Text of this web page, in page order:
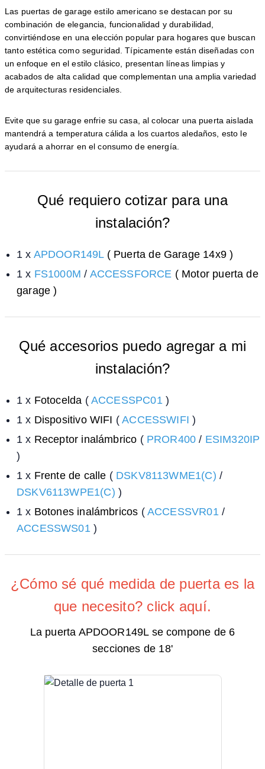
Las puertas de garage estilo americano se destacan por su
combinación de elegancia, funcionalidad y durabilidad,
convirtiéndose en una elección popular para hogares que buscan
tanto estética como seguridad. Típicamente están diseñadas con
un enfoque en el estilo clásico, presentan líneas limpias y
acabados de alta calidad que complementan una amplia variedad
de arquitecturas residenciales.
Evite que su garage enfrie su casa, al colocar una puerta aislada
mantendrá a temperatura cálida a los cuartos aledaños, esto le
ayudará a ahorrar en el consumo de energía.
Qué requiero cotizar para una
instalación?
1 x APDOOR149L ( Puerta de Garage 14x9 )
1 x FS1000M / ACCESSFORCE ( Motor puerta de
garage )
Qué accesorios puedo agregar a mi
instalación?
1 x Fotocelda ( ACCESSPC01)
1 x Dispositivo WIFI (ACCESSWIFI )
1 x Receptor inalámbrico ( PROR400 / ESIM320IP
)
1 x Frente de calle ( DSKV8113WME1(C) /
DSKV6113WPE1(C) )
1 x Botones inalámbricos ( ACCESSVR01/
ACCESSWS01)
¿Cómo sé qué medida de puerta es la
que necesito? click aquí.
La puerta APDOOR149L se compone de 6
secciones de 18'